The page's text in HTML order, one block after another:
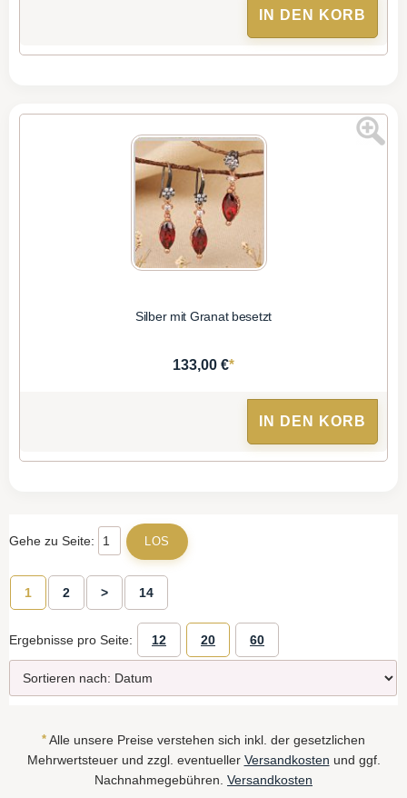
IN DEN KORB
Silber mit Granat besetzt
133,00 €*
IN DEN KORB
Gehe zu Seite:
1 2 > 14
Ergebnisse pro Seite: 12 20 60
* Alle unsere Preise verstehen sich inkl. der gesetzlichen
Mehrwertsteuer und zzgl. eventueller Versandkosten und ggf.
Nachnahmegebühren. Versandkosten